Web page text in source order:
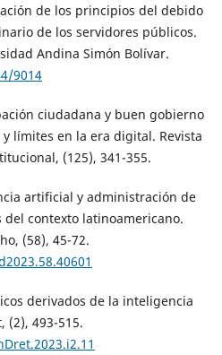
de los principios del debido
de los servidores públicos.
Andina Simón Bolívar.
9014
ciudadana y buen gobierno
límites en la era digital. Revista
(125), 341-355.
artificial y administración de
contexto latinoamericano.
(58), 45-72.
derivados de la inteligencia
(2), 493-515.